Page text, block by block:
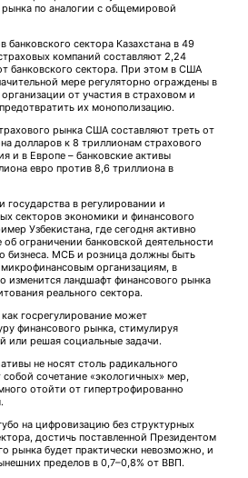
рынка по аналогии с общемировой
сектора Казахстана в 49
компаний составляют 2,24
банковского сектора. При этом в США
мере регуляторно ограждены в
от учас­тия в страховом и
их монополизацию.
рынка США составляют треть от
долларов к 8 триллионам страхового
и в Европе – банковские активы
евро против 8,6 триллиона в
государства в регулировании и
секторов экономики и финансового
Узбекистана, где сегодня активно
ограничении банковской деятельности
бизнеса. МСБ и розница должны быть
организациям, в
изменится ланд­шафт финансового рынка
реального сектора.
госрегулирование может
финансового рынка, стимулируя
или решая социальные задачи.
не носят столь радикального
сочетание «экологичных» мер,
отойти от гипертрофированно
на цифровизацию без структурных
достичь поставленной Президентом
рынка будет практически невозможно, и
пределов в 0,7–0,8% от ВВП.